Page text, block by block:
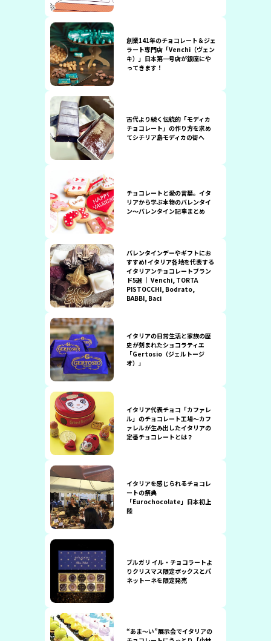
創業141年のチョコレート＆ジェ
ラート専門店「Venchi（ヴェン
キ）」日本第一号店が銀座にや
ってきます！
古代より続く伝統的「モディカ
チョコレート」の作り方を求め
てシチリア島モディカの街へ
チョコレートと愛の言葉。イタ
リアから学ぶ本物のバレンタイ
ン〜バレンタイン記事まとめ
バレンタインデーやギフトにお
すすめ! イタリア各地を代表する
イタリアンチョコレートブラン
ド5選 ｜ Venchi, TORTA
PISTOCCHI, Bodrato,
BABBI, Baci
イタリアの日常生活と家族の歴
史が刻まれたショコラティエ
「Gertosio（ジェルトージ
オ）」
イタリア代表チョコ「カファレ
ル」のチョコレート工場〜カフ
ァレルが生み出したイタリアの
定番チョコレートとは？
イタリアを感じられるチョコレ
ートの祭典
「Eurochocolate」日本初上
陸
ブルガリ イル・チョコラートよ
りクリスマス限定ボックスとパ
ネットーネを限定発売
“あま〜い”展示会でイタリアの